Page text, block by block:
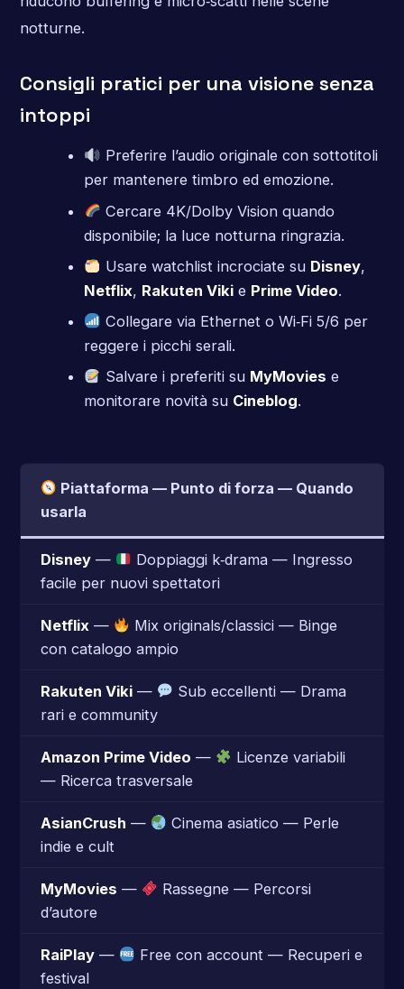
notturne.
Consigli pratici per una visione senza
intoppi
Preferire l’audio originale con sottotitoli
per mantenere timbro ed emozione.
Cercare 4K/Dolby Vision quando
disponibile; la luce notturna ringrazia.
Usare watchlist incrociate su Disney,
Netflix, Rakuten Vikie Prime Video.
Collegare via Ethernet o Wi‑Fi 5/6 per
reggere i picchi serali.
Salvare i preferiti su MyMovies e
monitorare novità su Cineblog.
Piattaforma — Punto di forza — Quando
usarla
Disney—
Doppiaggi k‑drama — Ingresso
facile per nuovi spettatori
Netflix—
Mix originals/classici — Binge
con catalogo ampio
Rakuten Viki—
Sub eccellenti — Drama
rari e community
Amazon Prime Video —
Licenze variabili
— Ricerca trasversale
AsianCrush —
Cinema asiatico — Perle
indie e cult
MyMovies —
Rassegne — Percorsi
d’autore
RaiPlay—
Free con account — Recuperi e
festival